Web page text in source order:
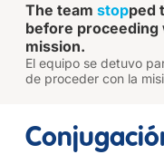
The team stopped
before proceeding
mission.
El equipo se detuvo
de proceder con la